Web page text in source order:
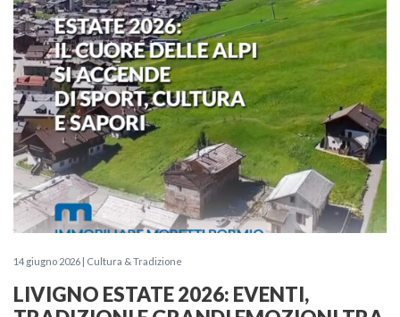
14 giugno 2026 | Cultura & Tradizione
LIVIGNO ESTATE 2026: EVENTI,